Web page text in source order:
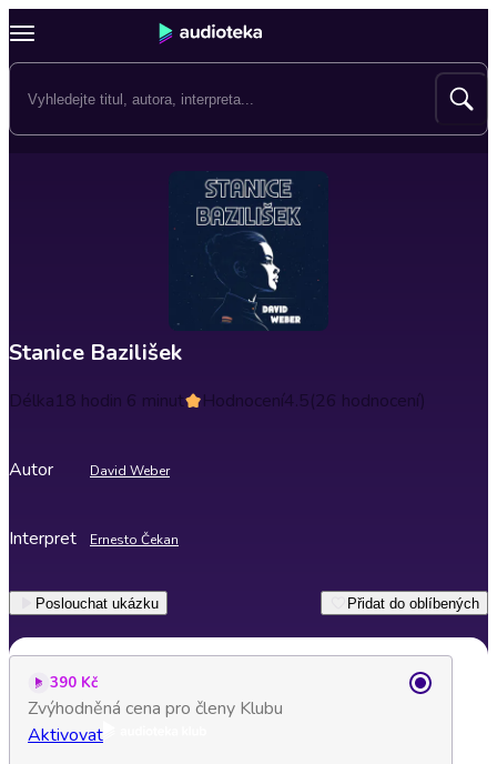
Stanice Bazilišek
Délka18 hodin 6 minut Hodnocení4.5(26 hodnocení)
Autor David Weber
Interpret Ernesto Čekan
Poslouchat ukázku Přidat do oblíbených
390 Kč
Zvýhodněná cena pro členy Klubu
Aktivovat